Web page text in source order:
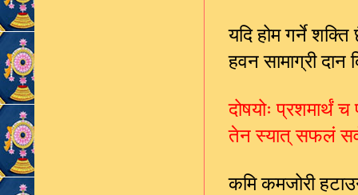
यदि होम गर्ने
हवन सामाग्री
दोषयोः
तेन स्यात् सफलं
कमि कमजोरी